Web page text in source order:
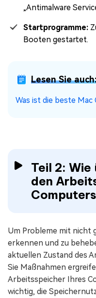
„Antimalware
Startprogramme:
Booten gestartet.
Lesen Sie
Was ist die beste Mac
Teil 2:
den
Um Probleme mit nicht
erkennen und zu
aktuellen Zustand des
Sie Maßnahmen
Arbeitsspeicher Ihres
wichtig, die